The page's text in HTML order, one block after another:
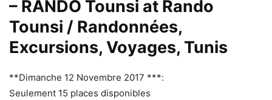
– RANDO Tounsi at Rando
Tounsi / Randonnées,
Excursions, Voyages, Tunis
**Dimanche 12 Novembre 2017 ***:
Seulement 15 places disponibles